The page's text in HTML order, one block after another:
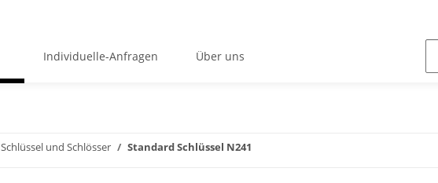
Individuelle-Anfragen Über uns
Schlüssel und Schlösser Standard Schlüssel N241